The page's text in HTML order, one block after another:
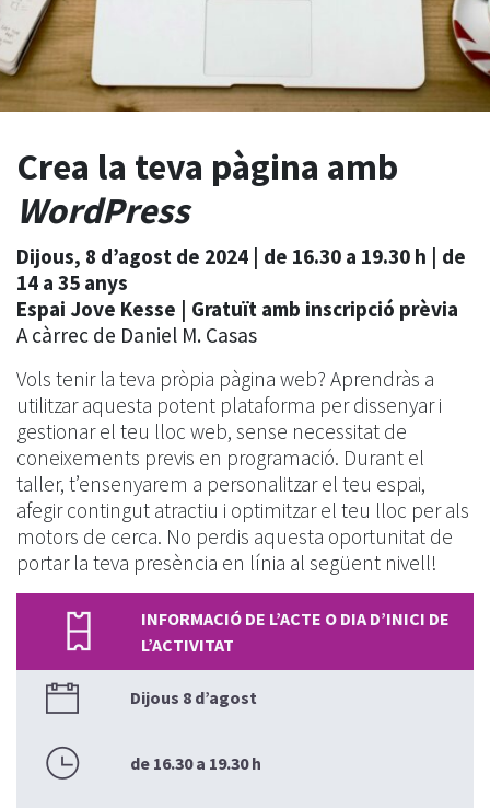
Crea la teva pàgina amb
WordPress
Dijous, 8 d’agost de 2024 | de 16.30 a 19.30 h | de
14 a 35 anys
Espai Jove Kesse | Gratuït amb inscripció prèvia
A càrrec de Daniel M. Casas
Vols tenir la teva pròpia pàgina web? Aprendràs a
utilitzar aquesta potent plataforma per dissenyar i
gestionar el teu lloc web, sense necessitat de
coneixements previs en programació. Durant el
taller, t’ensenyarem a personalitzar el teu espai,
afegir contingut atractiu i optimitzar el teu lloc per als
motors de cerca. No perdis aquesta oportunitat de
portar la teva presència en línia al següent nivell!
INFORMACIÓ DE L’ACTE O DIA D’INICI DE
L’ACTIVITAT
Dijous 8 d’agost
de 16.30 a 19.30 h